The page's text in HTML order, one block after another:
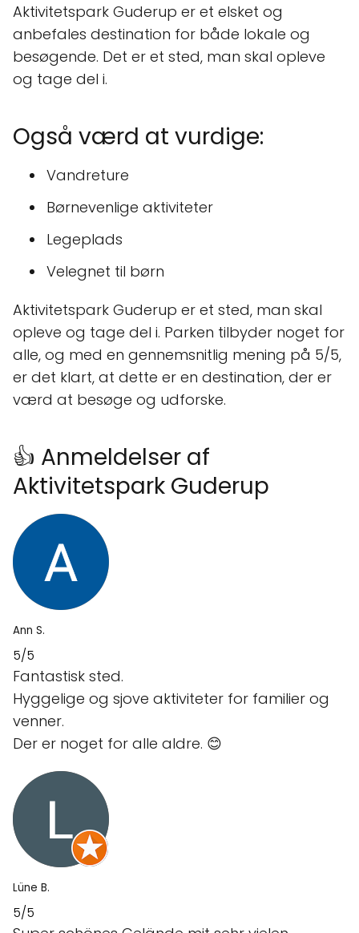
Aktivitetspark Guderup er et elsket og
anbefales destination for både lokale og
besøgende. Det er et sted, man skal opleve
og tage del i.
Også værd at vurdige:
Vandreture
Børnevenlige aktiviteter
Legeplads
Velegnet til børn
Aktivitetspark Guderup er et sted, man skal
opleve og tage del i. Parken tilbyder noget for
alle, og med en gennemsnitlig mening på 5/5,
er det klart, at dette er en destination, der er
værd at besøge og udforske.
👍 Anmeldelser af
Aktivitetspark Guderup
Ann S.
5/5
Fantastisk sted.
Hyggelige og sjove aktiviteter for familier og
venner.
Der er noget for alle aldre. 😊
Lüne B.
5/5